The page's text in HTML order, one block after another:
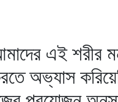
এই শরীর
অভ্যাস